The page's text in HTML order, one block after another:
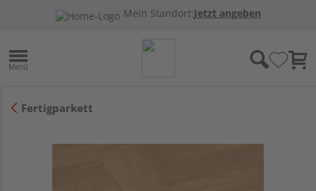
Mein Standort:Jetzt angeben
Fertigparkett